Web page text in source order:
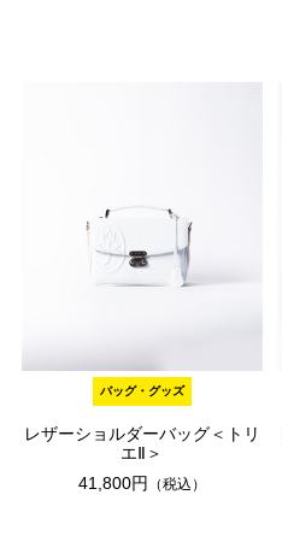
バッグ・グッズ
レザーショルダーバッグ＜トリ
エⅡ＞
41,800円
（税込）